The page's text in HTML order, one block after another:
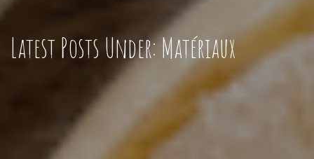
Latest Posts Under: Matériaux